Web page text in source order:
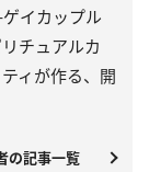
イカップル
チュアルカ
ィが作る、開
の記事一覧